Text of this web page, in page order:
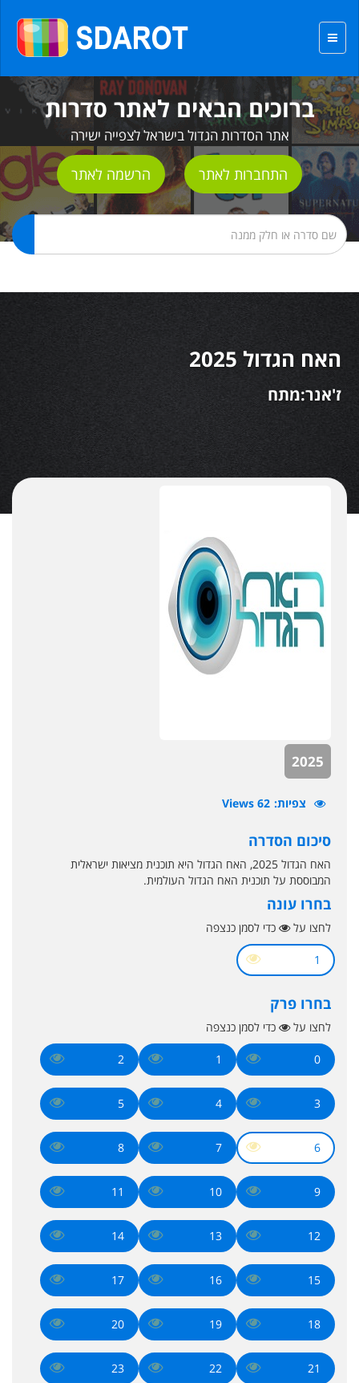
ברוכים הבאים לאתר סדרות
אתר הסדרות הגדול בישראל לצפייה ישירה
התחברות לאתר הרשמה לאתר
האח הגדול 2025
ז'אנר:מתח
2025
צפיות 62 Views
סיכום הסדרה
האח הגדול 2025, האח הגדול היא תוכנית מציאות ישראלית
המבוססת על תוכנית האח הגדול העולמית.
בחרו עונה
לחצו על כדי לסמן כנצפה
1
בחרו פרק
לחצו על כדי לסמן כנצפה
0
1
2
3
4
5
6
7
8
9
10
11
12
13
14
15
16
17
18
19
20
21
22
23